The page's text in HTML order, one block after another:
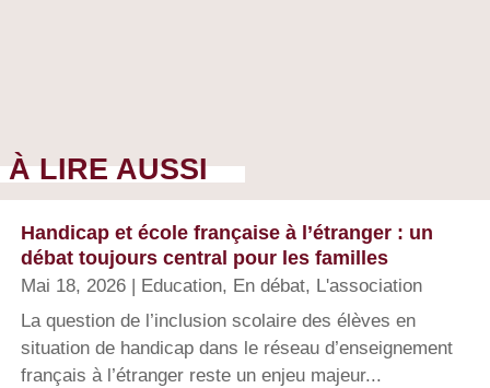
À LIRE AUSSI
Handicap et école française à l’étranger : un
débat toujours central pour les familles
Mai 18, 2026 Education, En débat, L'association
La question de l’inclusion scolaire des élèves en
situation de handicap dans le réseau d’enseignement
français à l’étranger reste un enjeu majeur...